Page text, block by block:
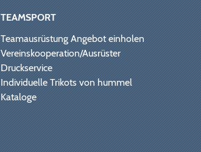
TEAMSPORT
Teamausrüstung Angebot einholen
Vereinskooperation/Ausrüster
Druckservice
Individuelle Trikots von hummel
Kataloge